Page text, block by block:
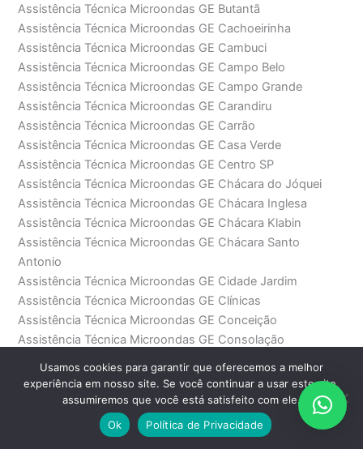
Assistência Técnica Microondas GE Butantã
Assistência Técnica Microondas GE Cachoeirinha
Assistência Técnica Microondas GE Cambuci
Assistência Técnica Microondas GE Campo Belo
Assistência Técnica Microondas GE Campo Grande
Assistência Técnica Microondas GE Carandiru
Assistência Técnica Microondas GE Carrão
Assistência Técnica Microondas GE Casa Verde
Assistência Técnica Microondas GE Centro SP
Assistência Técnica Microondas GE Chácara do Jóquei
Assistência Técnica Microondas GE Chácara Inglesa
Assistência Técnica Microondas GE Chácara Klabin
Assistência Técnica Microondas GE Chácara Santo
Antonio
Assistência Técnica Microondas GE Cidade Jardim
Assistência Técnica Microondas GE Clínicas
Assistência Técnica Microondas GE Conceição
Assistência Técnica Microondas GE Consolação
Assistência Técnica Microondas GE Eucaliptos
Assistência Técnica Microondas GE Faria Lima
Assistência Técnica Microondas GE Fradique Coutinho
Assistência Técnica Microondas GE Freguesia do Ó
Usamos cookies para garantir que oferecemos a melhor
experiência em nosso site. Se você continuar a usar este site,
assumiremos que você está satisfeito com ele.
Ok
Política de Privacidade